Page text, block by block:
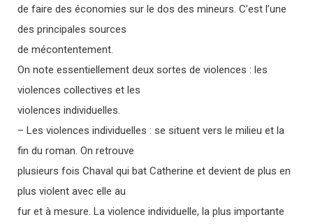
de faire des économies sur le dos des mineurs. C’est l’une
des principales sources
de mécontentement.
On note essentiellement deux sortes de violences : les
violences collectives et les
violences individuelles.
– Les violences individuelles : se situent vers le milieu et la
fin du roman. On retrouve
plusieurs fois Chaval qui bat Catherine et devient de plus en
plus violent avec elle au
fur et à mesure. La violence individuelle, la plus importante